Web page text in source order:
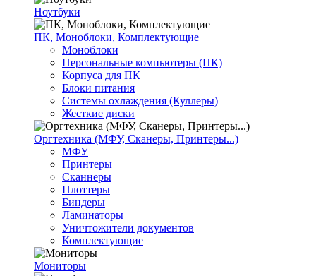
Ноутбуки
ПК, Моноблоки, Комплектующие
Моноблоки
Персональные компьютеры (ПК)
Корпуса для ПК
Блоки питания
Системы охлаждения (Куллеры)
Жесткие диски
Оргтехника (МФУ, Сканеры, Принтеры...)
МФУ
Принтеры
Сканнеры
Плоттеры
Биндеры
Ламинаторы
Уничтожители документов
Комплектующие
Мониторы